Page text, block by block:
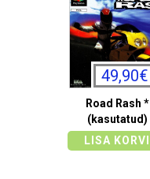
49,90€
Road Rash *
(kasutatud)
LISA KORVI